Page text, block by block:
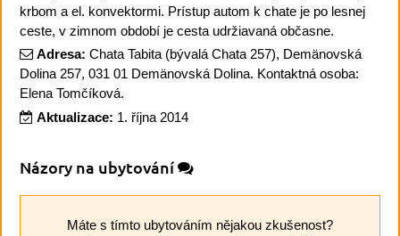
krbom a el. konvektormi. Prístup autom k chate je po lesnej
ceste, v zimnom období je cesta udržiavaná občasne.
Adresa: Chata Tabita (bývalá Chata 257), Demänovská
Dolina 257, 031 01 Demänovská Dolina. Kontaktná osoba:
Elena Tomčíková.
Aktualizace: 1. října 2014
Názory na ubytování
Máte s tímto ubytováním nějakou zkušenost?